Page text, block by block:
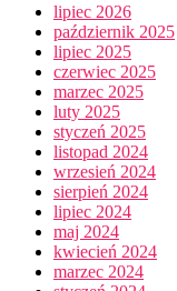
lipiec 2026
październik 2025
lipiec 2025
czerwiec 2025
marzec 2025
luty 2025
styczeń 2025
listopad 2024
wrzesień 2024
sierpień 2024
lipiec 2024
maj 2024
kwiecień 2024
marzec 2024